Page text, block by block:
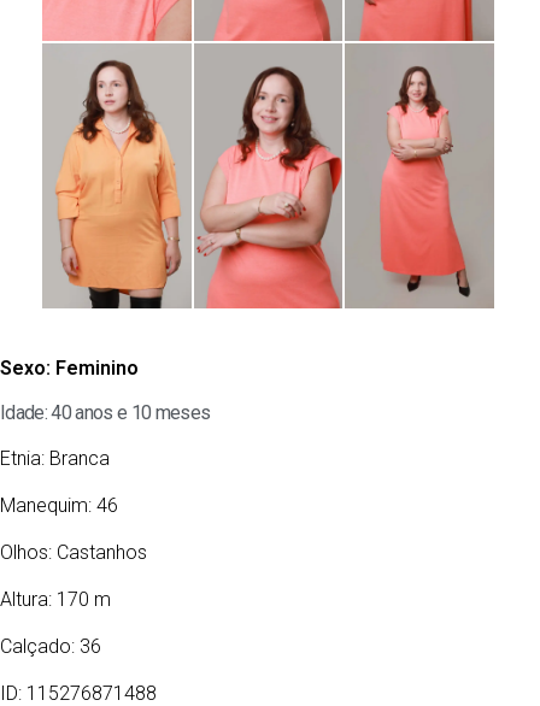
Sexo: Feminino
Idade: 40 anos e 10 meses
Etnia: Branca
Manequim: 46
Olhos: Castanhos
Altura: 170 m
Calçado: 36
ID: 115276871488